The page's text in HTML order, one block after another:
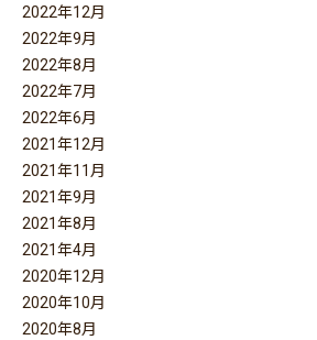
2022年12月
2022年9月
2022年8月
2022年7月
2022年6月
2021年12月
2021年11月
2021年9月
2021年8月
2021年4月
2020年12月
2020年10月
2020年8月